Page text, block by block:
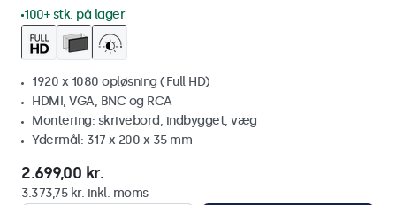
100+ stk. på lager
1920 x 1080 opløsning (Full HD)
HDMI, VGA, BNC og RCA
Montering: skrivebord, indbygget, væg
Ydermål: 317 x 200 x 35 mm
2.699,00 kr.
3.373,75 kr. inkl. moms